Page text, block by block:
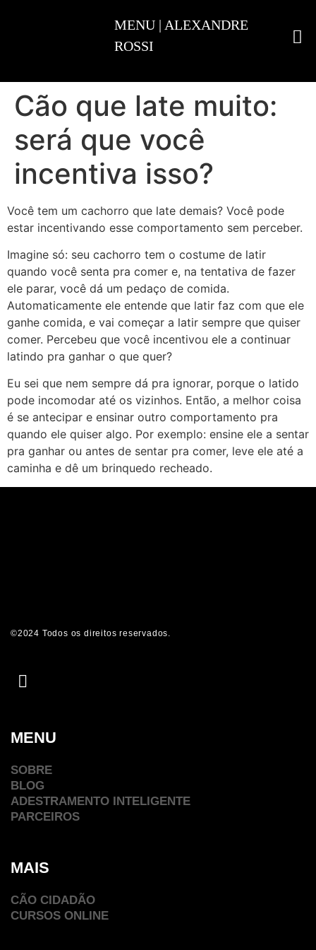
Cão que late muito:
será que você
incentiva isso?
Você tem um cachorro que late demais? Você pode
estar incentivando esse comportamento sem perceber.
Imagine só: seu cachorro tem o costume de latir
quando você senta pra comer e, na tentativa de fazer
ele parar, você dá um pedaço de comida.
Automaticamente ele entende que latir faz com que ele
ganhe comida, e vai começar a latir sempre que quiser
comer. Percebeu que você incentivou ele a continuar
latindo pra ganhar o que quer?
Eu sei que nem sempre dá pra ignorar, porque o latido
pode incomodar até os vizinhos. Então, a melhor coisa
é se antecipar e ensinar outro comportamento pra
quando ele quiser algo. Por exemplo: ensine ele a sentar
pra ganhar ou antes de sentar pra comer, leve ele até a
caminha e dê um brinquedo recheado.
©2024 Todos os direitos reservados.
MENU
SOBRE
BLOG
ADESTRAMENTO INTELIGENTE
PARCEIROS
MAIS
CÃO CIDADÃO
CURSOS ONLINE